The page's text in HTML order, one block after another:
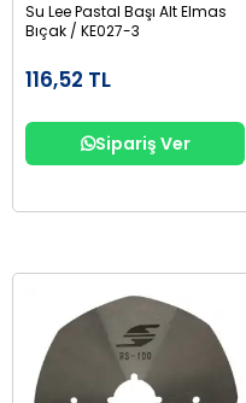
Su Lee Pastal Başı Alt Elmas
Bıçak / KE027-3
116,52 TL
Sipariş Ver